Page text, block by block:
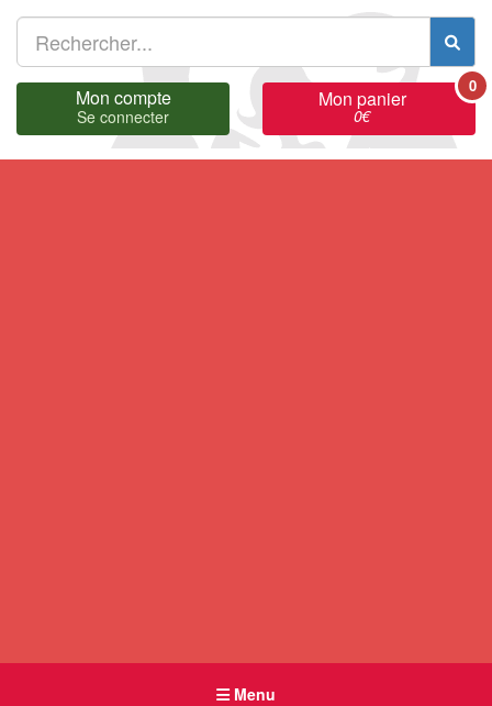
Mon compte
Se connecter
Mon panier
0€
0
Menu